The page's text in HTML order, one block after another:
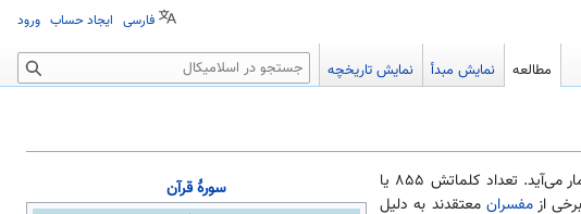
سورهٔقرآن
سور نود و ششمین سوره قرآن به‌شمار می‌آید. تعداد کلماتش ۸۵۵ یا
ازمفسران معتقدند به دلیل
فارسی ایجاد حساب ورود
مطالعه نمایش مبدأ نمایش تاریخچه جستجو